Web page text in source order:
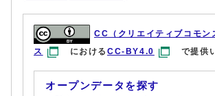
CC（クリエイティブコモン
ス
におけるCC-BY4.0 で提供
オープンデータを探す